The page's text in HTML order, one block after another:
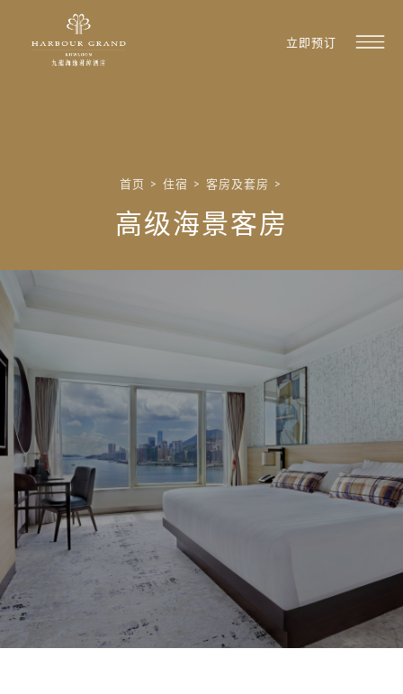
立即预订
首页 > 住宿 > 客房及套房 >
高级海景客房